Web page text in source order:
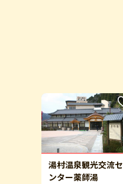
湯村温泉観光交流セ
ンター薬師湯